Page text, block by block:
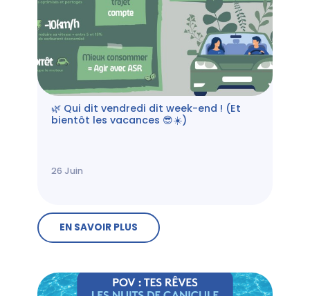
🌿 Qui dit vendredi dit week-end ! (Et
bientôt les vacances 😎☀️)
26 Juin
EN SAVOIR PLUS